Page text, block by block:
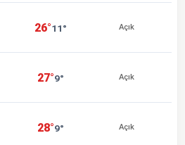
26°11° Açık
27°9° Açık
28°9° Açık